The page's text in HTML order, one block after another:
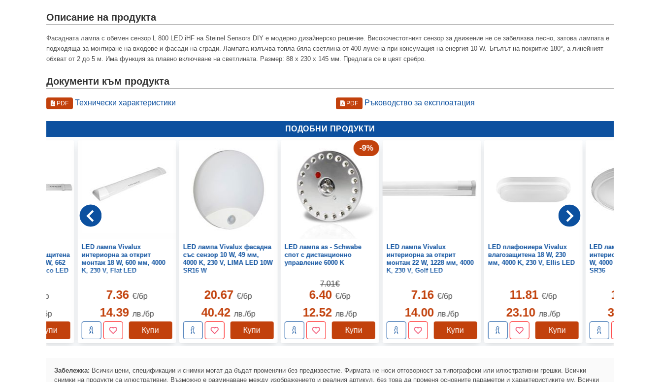
Описание на продукта
Фасадната лампа с обемен сензор L 800 LED iHF на Steinel Sensors DIY е модерно дизайнерско решение. Високочестотният сензор за движение не се забелязва лесно, затова лампата е
подходяща за монтиране на входове и фасади на сгради. Лампата излъчва топла бяла светлина от 400 лумена при консумация на енергия 10 W. Ъгълът на покритие 180°, а линейният
обхват от 2 до 5 м. Има функция за плавно включване на светлината. Размер: 88 x 230 x 145 мм. Предлага се в цвят сребро.
Документи към продукта
PDF Технически характеристики PDF Ръководство за експлоатация
ПОДОБНИ ПРОДУКТИ
влагозащитена
монтаж 18 W, 662
K, 230 V, Atico LED
€/бр
лв./бр
Купи
LED лампа Vivalux
интериорна за открит
монтаж 18 W, 600 мм, 4000
K, 230 V, Flat LED
7.36€/бр
14.39 лв./бр
Купи
LED лампа Vivalux фасадна
със сензор 10 W, 49 мм,
4000 K, 230 V, LIMA LED 10W
SR16 W
20.67€/бр
40.42 лв./бр
Купи
-9%
LED лампа as - Schwabe
спот с дистанционно
управление 6000 K
7.01€
6.40€/бр
12.52 лв./бр
Купи
LED лампа Vivalux
интериорна за открит
монтаж 22 W, 1228 мм, 4000
K, 230 V, Golf LED
7.16€/бр
14.00 лв./бр
Купи
LED плафониера Vivalux
влагозащитена 18 W, 230
мм, 4000 K, 230 V, Ellis LED
11.81€/бр
23.10 лв./бр
Купи
LED лампа Vivalux
интериорна със
W, 4000 K, 230 V,
SR36
19.22
37.59
Забележка: Всички цени, спецификации и снимки могат да бъдат променяни без предизвестие. Фирмата не носи отговорност за типографски или илюстративни грешки. Всички
снимки на продукти са илюстративни. Възможно е разминаване между изображението и реалния артикул, без това да променя основните параметри и характеристиките му. Всички